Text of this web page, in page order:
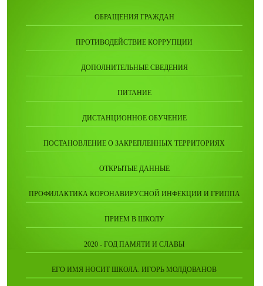
ОБРАЩЕНИЯ ГРАЖДАН
ПРОТИВОДЕЙСТВИЕ КОРРУПЦИИ
ДОПОЛНИТЕЛЬНЫЕ СВЕДЕНИЯ
ПИТАНИЕ
ДИСТАНЦИОННОЕ ОБУЧЕНИЕ
ПОСТАНОВЛЕНИЕ О ЗАКРЕПЛЕННЫХ ТЕРРИТОРИЯХ
ОТКРЫТЫЕ ДАННЫЕ
ПРОФИЛАКТИКА КОРОНАВИРУСНОЙ ИНФЕКЦИИ И ГРИППА
ПРИЕМ В ШКОЛУ
2020 - ГОД ПАМЯТИ И СЛАВЫ
ЕГО ИМЯ НОСИТ ШКОЛА. ИГОРЬ МОЛДОВАНОВ